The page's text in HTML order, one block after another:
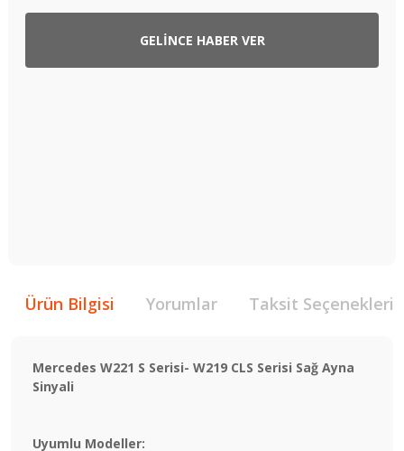
GELİNCE HABER VER
Ürün Bilgisi Yorumlar Taksit Seçenekleri
Mercedes W221 S Serisi- W219 CLS Serisi Sağ Ayna
Sinyali
Uyumlu Modeller: